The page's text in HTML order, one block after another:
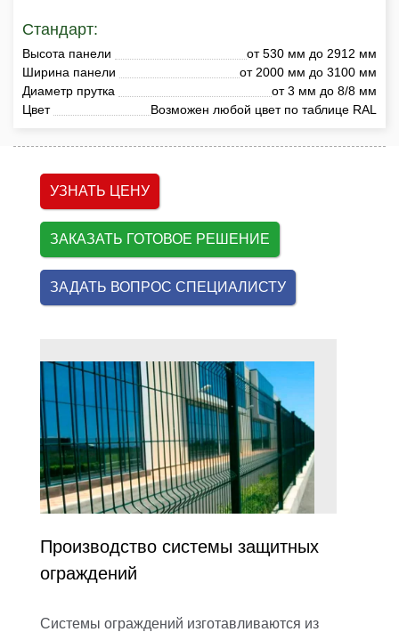
Стандарт:
Высота панели
от 530 мм до 2912 мм
Ширина панели
от 2000 мм до 3100 мм
Диаметр прутка
от 3 мм до 8/8 мм
Цвет
Возможен любой цвет по таблице RAL
УЗНАТЬ ЦЕНУ
ЗАКАЗАТЬ ГОТОВОЕ РЕШЕНИЕ
ЗАДАТЬ ВОПРОС СПЕЦИАЛИСТУ
Производство системы защитных
ограждений
Системы ограждений изготавливаются из